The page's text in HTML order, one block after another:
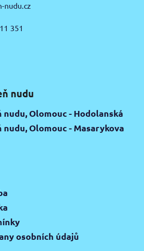
nudu.cz
351
nudu
nudu, Olomouc - Hodolanská
nudu, Olomouc - Masarykova
osobních údajů